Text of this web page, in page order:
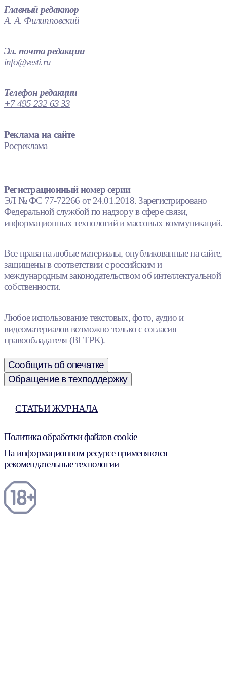
Главный редактор
А. А. Филипповский
Эл. почта редакции
info@vesti.ru
Телефон редакции
+7 495 232 63 33
Реклама на сайте
Росреклама
Регистрационный номер серии
ЭЛ № ФС 77-72266 от 24.01.2018. Зарегистрировано
Федеральной службой по надзору в сфере связи,
информационных технологий и массовых коммуникаций.
Все права на любые материалы, опубликованные на сайте,
защищены в соответствии с российским и
международным законодательством об интеллектуальной
собственности.
Любое использование текстовых, фото, аудио и
видеоматериалов возможно только с согласия
правообладателя (ВГТРК).
Сообщить об опечатке
Обращение в техподдержку
СТАТЬИ ЖУРНАЛА
Политика обработки файлов cookie
На информационном ресурсе применяются
рекомендательные технологии